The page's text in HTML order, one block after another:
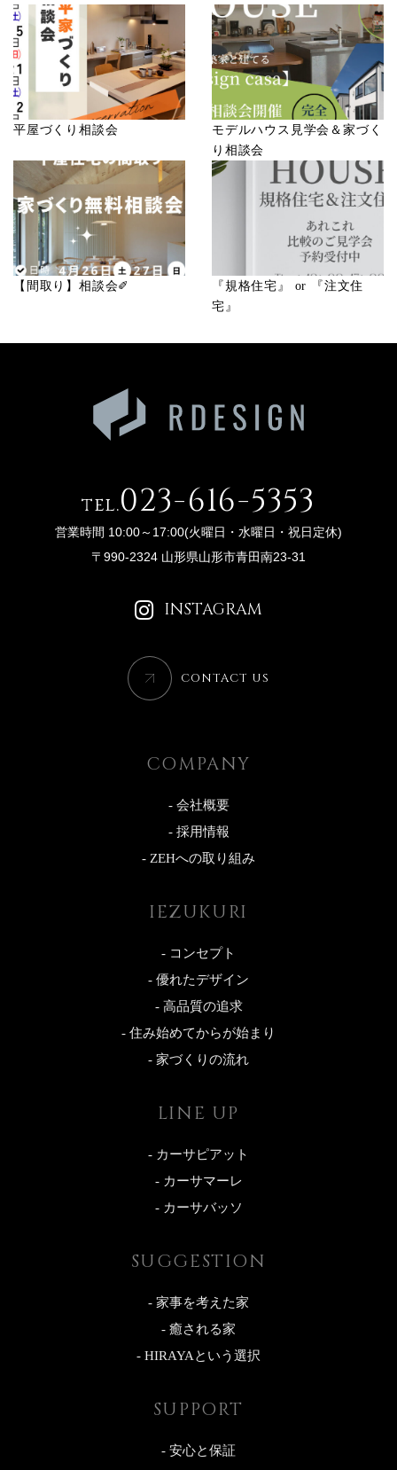
平屋づくり相談会
モデルハウス見学会＆家づく
り相談会
【間取り】相談会✐
『規格住宅』 or 『注文住
宅』
tel.023-616-5353
営業時間 10:00～17:00(火曜日・水曜日・祝日定休)
〒990-2324 山形県山形市青田南23-31
INSTAGRAM
CONTACT US
COMPANY
- 会社概要
- 採用情報
- ZEHへの取り組み
IEZUKURI
- コンセプト
- 優れたデザイン
- 高品質の追求
- 住み始めてからが始まり
- 家づくりの流れ
LINE UP
- カーサピアット
- カーサマーレ
- カーサバッソ
SUGGESTION
- 家事を考えた家
- 癒される家
- HIRAYAという選択
SUPPORT
- 安心と保証